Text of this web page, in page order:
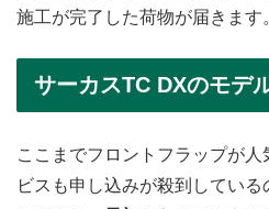
施工が完了した荷物が届きます
サーカスTC DXのモデ
ここまでフロントフラップが
ビスも申し込みが殺到してい